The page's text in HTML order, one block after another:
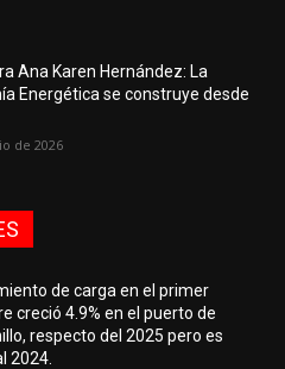
Ana Karen Hernández: La
Energética se construye desde
de 2026
de carga en el primer
creció 4.9% en el puerto de
respecto del 2025 pero es
2024.